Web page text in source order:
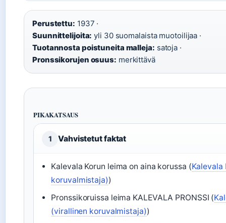
Perustettu: 1937 ·
Suunnittelijoita: yli 30 suomalaista muotoilijaa ·
Tuotannosta poistuneita malleja: satoja ·
Pronssikorujen osuus: merkittävä
PIKAKATSAUS
1 Vahvistetut faktat
Kalevala Korun leima on aina korussa (Kalevala
koruvalmistaja))
Pronssikoruissa leima KALEVALA PRONSSI (
(virallinen koruvalmistaja))